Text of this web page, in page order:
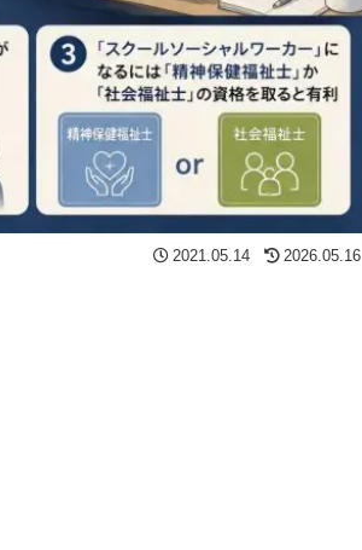
2021.05.14 2026.05.16